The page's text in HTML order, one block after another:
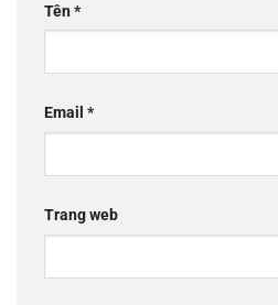
Tên*
Email *
Trang web